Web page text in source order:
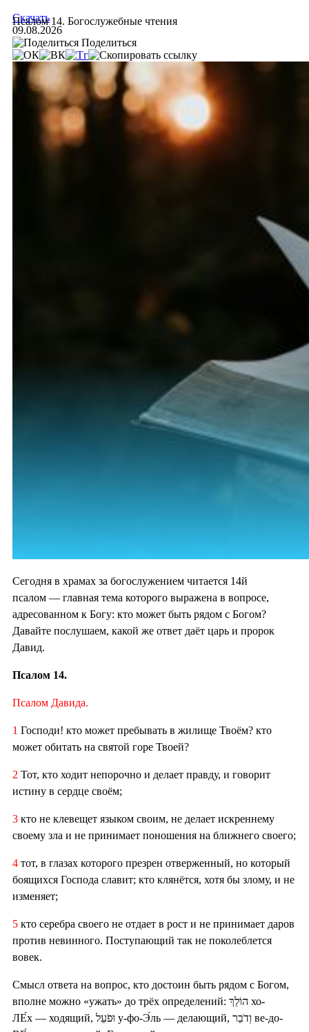
Псалом 14. Богослужебные чтения
Скачать
09.08.2026
Поделиться
Сегодня в храмах за богослужением читается 14й
псалом — главная тема которого выражена в вопросе,
адресованном к Богу: кто может быть рядом с Богом?
Давайте послушаем, какой же ответ даёт царь и пророк
Давид.
Псалом 14.
Псалом Давида.
1 Господи! кто может пребывать в жилище Твоём? кто
может обитать на святой горе Твоей?
2 Тот, кто ходит непорочно и делает правду, и говорит
истину в сердце своём;
3 кто не клевещет языком своим, не делает искреннему
своему зла и не принимает поношения на ближнего своего;
4 тот, в глазах которого презрен отверженный, но который
боящихся Господа славит; кто клянётся, хотя бы злому, и не
изменяет;
5 кто серебра своего не отдает в рост и не принимает даров
против невинного. Поступающий так не поколеблется
вовек.
Смысл ответа на вопрос, кто достоин быть рядом с Богом,
вполне можно «ужать» до трёх определений: הוֹלֵךְ хо-
ЛЕ́х — ходящий, וּפֹעֵל у-фо-Э́ль — делающий, וְדֹבֵר ве-до-